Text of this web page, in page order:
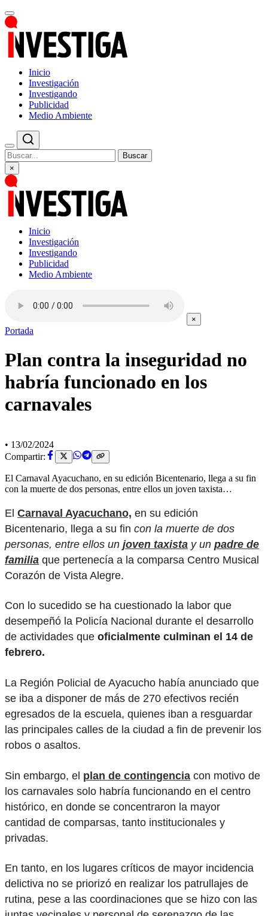
Inicio
Investigación
Investigando
Publicidad
Medio Ambiente
Buscar
×
Inicio
Investigación
Investigando
Publicidad
Medio Ambiente
×
Portada
Plan contra la inseguridad no
habría funcionado en los
carnavales
• 13/02/2024
Compartir:
El Carnaval Ayacuchano, en su edición Bicentenario, llega a su fin
con la muerte de dos personas, entre ellos un joven taxista…
El Carnaval Ayacuchano, en su edición
Bicentenario, llega a su fin con la muerte de dos
personas, entre ellos un joven taxista y un padre de
familia que pertenecía a la comparsa Centro Musical
Corazón de Vista Alegre.
Con lo sucedido se ha cuestionado la labor que
desempeñó la Policía Nacional durante el desarrollo
de actividades que oficialmente culminan el 14 de
febrero.
La Región Policial de Ayacucho había anunciado que
se iba a disponer de más de 270 efectivos recién
egresados de la escuela, quienes iban a resguardar
las principales calles de la ciudad a fin de prevenir los
robos o asaltos.
Sin embargo, el plan de contingencia con motivo de
los carnavales solo habría funcionando en el centro
histórico, en donde se concentraron la mayor
cantidad de comparsas, tanto institucionales y
privadas.
En tanto, en los lugares críticos de mayor incidencia
delictiva no se priorizó en realizar los patrullajes de
rutina, pese a las coordinaciones que se hizo con las